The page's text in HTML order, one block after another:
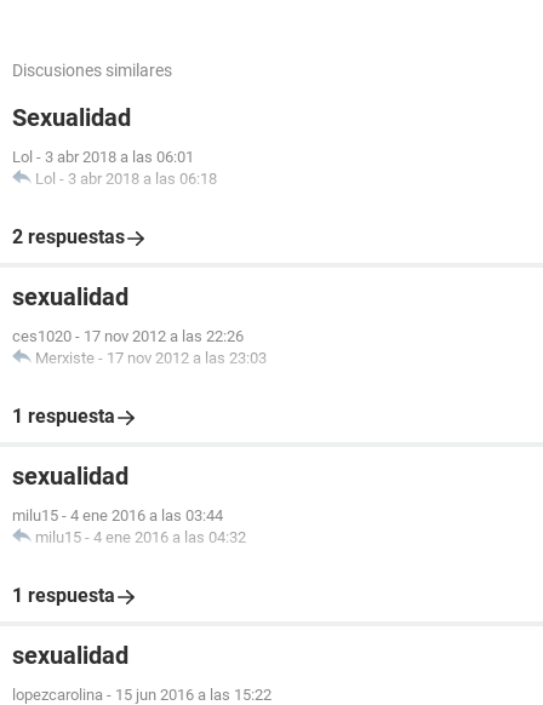
Discusiones similares
Sexualidad
Lol - 3 abr 2018 a las 06:01
Lol - 3 abr 2018 a las 06:18
2 respuestas
sexualidad
ces1020 - 17 nov 2012 a las 22:26
Merxiste - 17 nov 2012 a las 23:03
1 respuesta
sexualidad
milu15 - 4 ene 2016 a las 03:44
milu15 - 4 ene 2016 a las 04:32
1 respuesta
sexualidad
lopezcarolina - 15 jun 2016 a las 15:22